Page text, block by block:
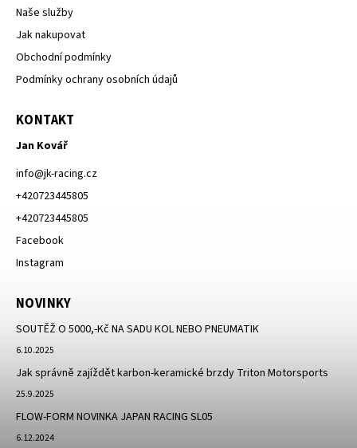
Naše služby
Jak nakupovat
Obchodní podmínky
Podmínky ochrany osobních údajů
KONTAKT
Jan Kovář
info@jk-racing.cz
+420723445805
+420723445805
Facebook
Instagram
NOVINKY
SOUTĚŽ O 5000,-Kč NA SADU KOL NEBO PNEUMATIK
6.10.2025
Jak správně zajíždět karbon-keramické brzdy Triton Motorsports
25.9.2025
FLOW-FORM NOVINKA JAPAN RACING SL05
6.12.2024